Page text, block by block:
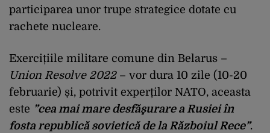
participarea unor trupe strategice dotate cu
rachete nucleare.
Exercițiile militare comune din Belarus –
Union Resolve 2022– vor dura 10 zile (10-20
februarie) și, potrivit experților NATO, aceasta
este ”cea mai mare desfăşurare a Rusiei în
fosta republică sovietică de la Războiul Rece”.